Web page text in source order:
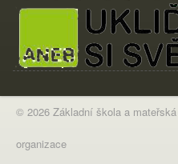
© 2026 Základní škola a
organizace